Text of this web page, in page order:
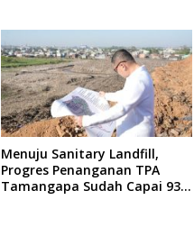
Menuju Sanitary Landfill,
Progres Penanganan TPA
Tamangapa Sudah Capai 93